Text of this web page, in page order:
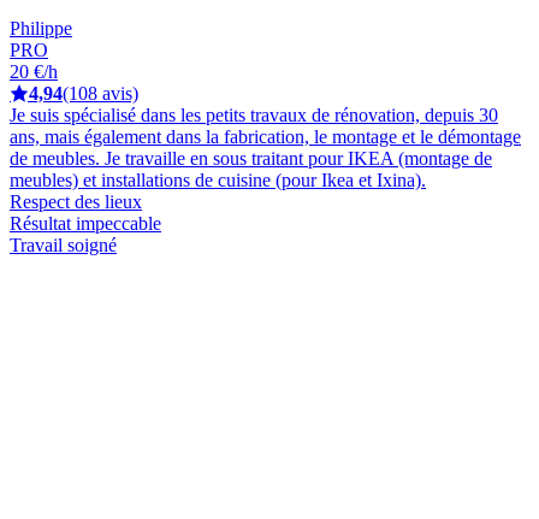
Philippe
PRO
20 €/h
4,94(108 avis)
Je suis spécialisé dans les petits travaux de rénovation, depuis 30
ans, mais également dans la fabrication, le montage et le démontage
de meubles. Je travaille en sous traitant pour IKEA (montage de
meubles) et installations de cuisine (pour Ikea et Ixina).
Respect des lieux
Résultat impeccable
Travail soigné